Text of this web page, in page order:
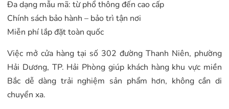
Đa dạng mẫu mã: từ phổ thông đến cao cấp
Chính sách bảo hành – bảo trì tận nơi
Miễn phí lắp đặt toàn quốc
Việc mở cửa hàng tại số 302 đường Thanh Niên, phường
Hải Dương, TP. Hải Phòng giúp khách hàng khu vực miền
Bắc dễ dàng trải nghiệm sản phẩm hơn, không cần di
chuyển xa.